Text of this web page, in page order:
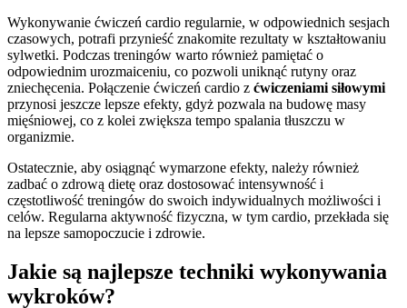
Wykonywanie ćwiczeń cardio regularnie, w odpowiednich sesjach
czasowych, potrafi przynieść znakomite rezultaty w kształtowaniu
sylwetki. Podczas treningów warto również pamiętać o
odpowiednim urozmaiceniu, co pozwoli uniknąć rutyny oraz
zniechęcenia. Połączenie ćwiczeń cardio z ćwiczeniami siłowymi
przynosi jeszcze lepsze efekty, gdyż pozwala na budowę masy
mięśniowej, co z kolei zwiększa tempo spalania tłuszczu w
organizmie.
Ostatecznie, aby osiągnąć wymarzone efekty, należy również
zadbać o zdrową dietę oraz dostosować intensywność i
częstotliwość treningów do swoich indywidualnych możliwości i
celów. Regularna aktywność fizyczna, w tym cardio, przekłada się
na lepsze samopoczucie i zdrowie.
Jakie są najlepsze techniki wykonywania
wykroków?